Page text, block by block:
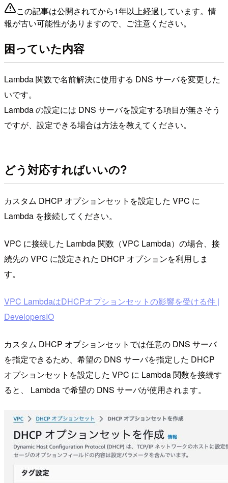
この記事は公開されてから1年以上経過しています。情
報が古い可能性がありますので、ご注意ください。
困っていた内容
Lambda 関数で名前解決に使用する DNS サーバを変更した
いです。
Lambda の設定には DNS サーバを設定する項目が無さそう
ですが、設定できる場合は方法を教えてください。
どう対応すればいいの?
カスタム DHCP オプションセットを設定した VPC に
Lambda を接続してください。
VPC に接続した Lambda 関数（VPC Lambda）の場合、接
続先の VPC に設定された DHCP オプションを利用しま
す。
VPC LambdaはDHCPオプションセットの影響を受ける件 |
DevelopersIO
カスタム DHCP オプションセットでは任意の DNS サーバ
を指定できるため、希望の DNS サーバを指定した DHCP
オプションセットを設定した VPC に Lambda 関数を接続す
ると、 Lambda で希望の DNS サーバが使用されます。